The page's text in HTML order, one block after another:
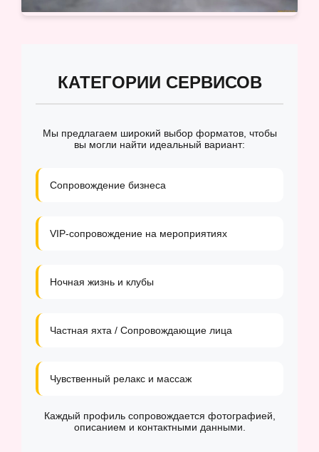
КАТЕГОРИИ СЕРВИСОВ
Мы предлагаем широкий выбор форматов, чтобы
вы могли найти идеальный вариант:
Сопровождение бизнеса
VIP-сопровождение на мероприятиях
Ночная жизнь и клубы
Частная яхта / Сопровождающие лица
Чувственный релакс и массаж
Каждый профиль сопровождается фотографией,
описанием и контактными данными.